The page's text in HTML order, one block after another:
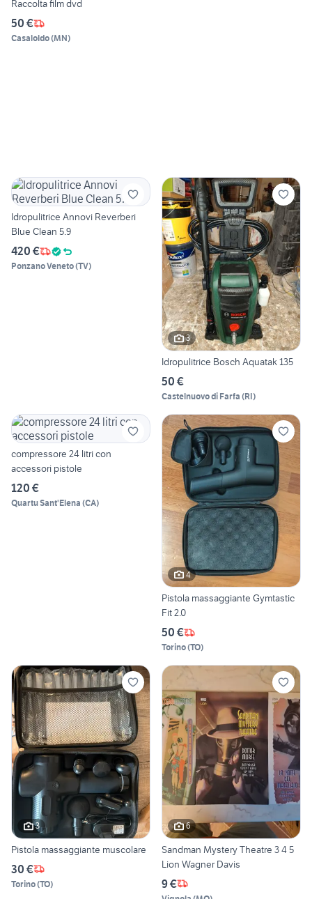
Raccolta film dvd
50 €
Casaloldo(MN)
Idropulitrice Annovi Reverberi
Blue Clean 5.9
420 €
Ponzano Veneto(TV)
3
Idropulitrice Bosch Aquatak 135
50 €
Castelnuovo di Farfa (RI)
compressore 24 litri con
accessori pistole
120 €
Quartu Sant'Elena (CA)
4
Pistola massaggiante Gymtastic
Fit 2.0
50 €
Torino(TO)
3
Pistola massaggiante muscolare
30 €
Torino(TO)
6
Sandman Mystery Theatre 3 4 5
Lion Wagner Davis
9 €